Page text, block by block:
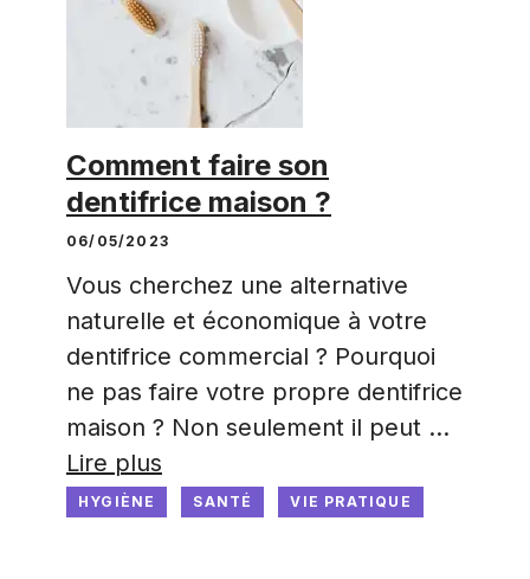
Comment faire son
dentifrice maison ?
06/05/2023
Vous cherchez une alternative
naturelle et économique à votre
dentifrice commercial ? Pourquoi
ne pas faire votre propre dentifrice
maison ? Non seulement il peut …
Lire plus
HYGIÈNE SANTÉ VIE PRATIQUE